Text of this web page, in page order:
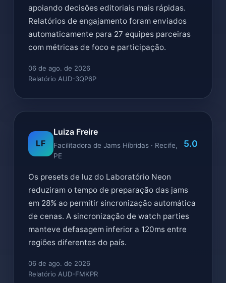
apoiando decisões editoriais mais rápidas.
Relatórios de engajamento foram enviados
automaticamente para 27 equipes parceiras
com métricas de foco e participação.
06 de ago. de 2026
Relatório AUD-3QP6P
LF
Luiza Freire
Facilitadora de Jams Híbridas · Recife,
PE
5.0
Os presets de luz do Laboratório Neon
reduziram o tempo de preparação das jams
em 28% ao permitir sincronização automática
de cenas. A sincronização de watch parties
manteve defasagem inferior a 120ms entre
regiões diferentes do país.
06 de ago. de 2026
Relatório AUD-FMKPR